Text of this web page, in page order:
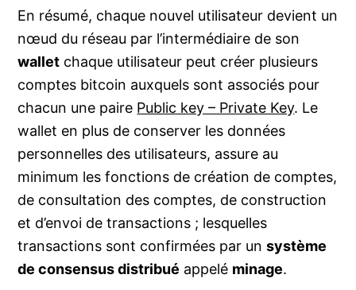
En résumé, chaque nouvel utilisateur devient un
nœud du réseau par l’intermédiaire de son
wallet chaque utilisateur peut créer plusieurs
comptes bitcoin auxquels sont associés pour
chacun une paire Public key – Private Key. Le
wallet en plus de conserver les données
personnelles des utilisateurs, assure au
minimum les fonctions de création de comptes,
de consultation des comptes, de construction
et d’envoi de transactions ; lesquelles
transactions sont confirmées par unsystème
de consensus distribué appelé minage.